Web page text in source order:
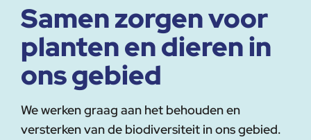
Samen zorgen voor
planten en dieren in
ons gebied
We werken graag aan het behouden en
versterken van de biodiversiteit in ons gebied.